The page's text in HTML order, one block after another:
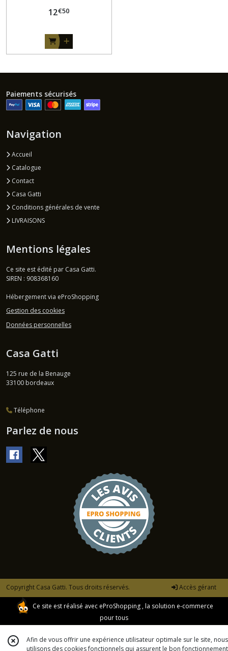
12€50
Paiements sécurisés
Navigation
Accueil
Catalogue
Contact
Casa Gatti
Conditions générales de vente
LIVRAISONS
Mentions légales
Ce site est édité par Casa Gatti.
SIREN : 908368160
Hébergement via eProShopping
Gestion des cookies
Données personnelles
Casa Gatti
125 rue de la Benauge
33100 bordeaux
Téléphone
Parlez de nous
Copyright Casa Gatti. Tous droits réservés. Accès gérant
Ce site est réalisé avec eProShopping , la solution e-commerce
pour tous
Afin de vous offrir une expérience utilisateur optimale sur le site, nous
utilisons des cookies fonctionnels qui assurent le bon fonctionnement